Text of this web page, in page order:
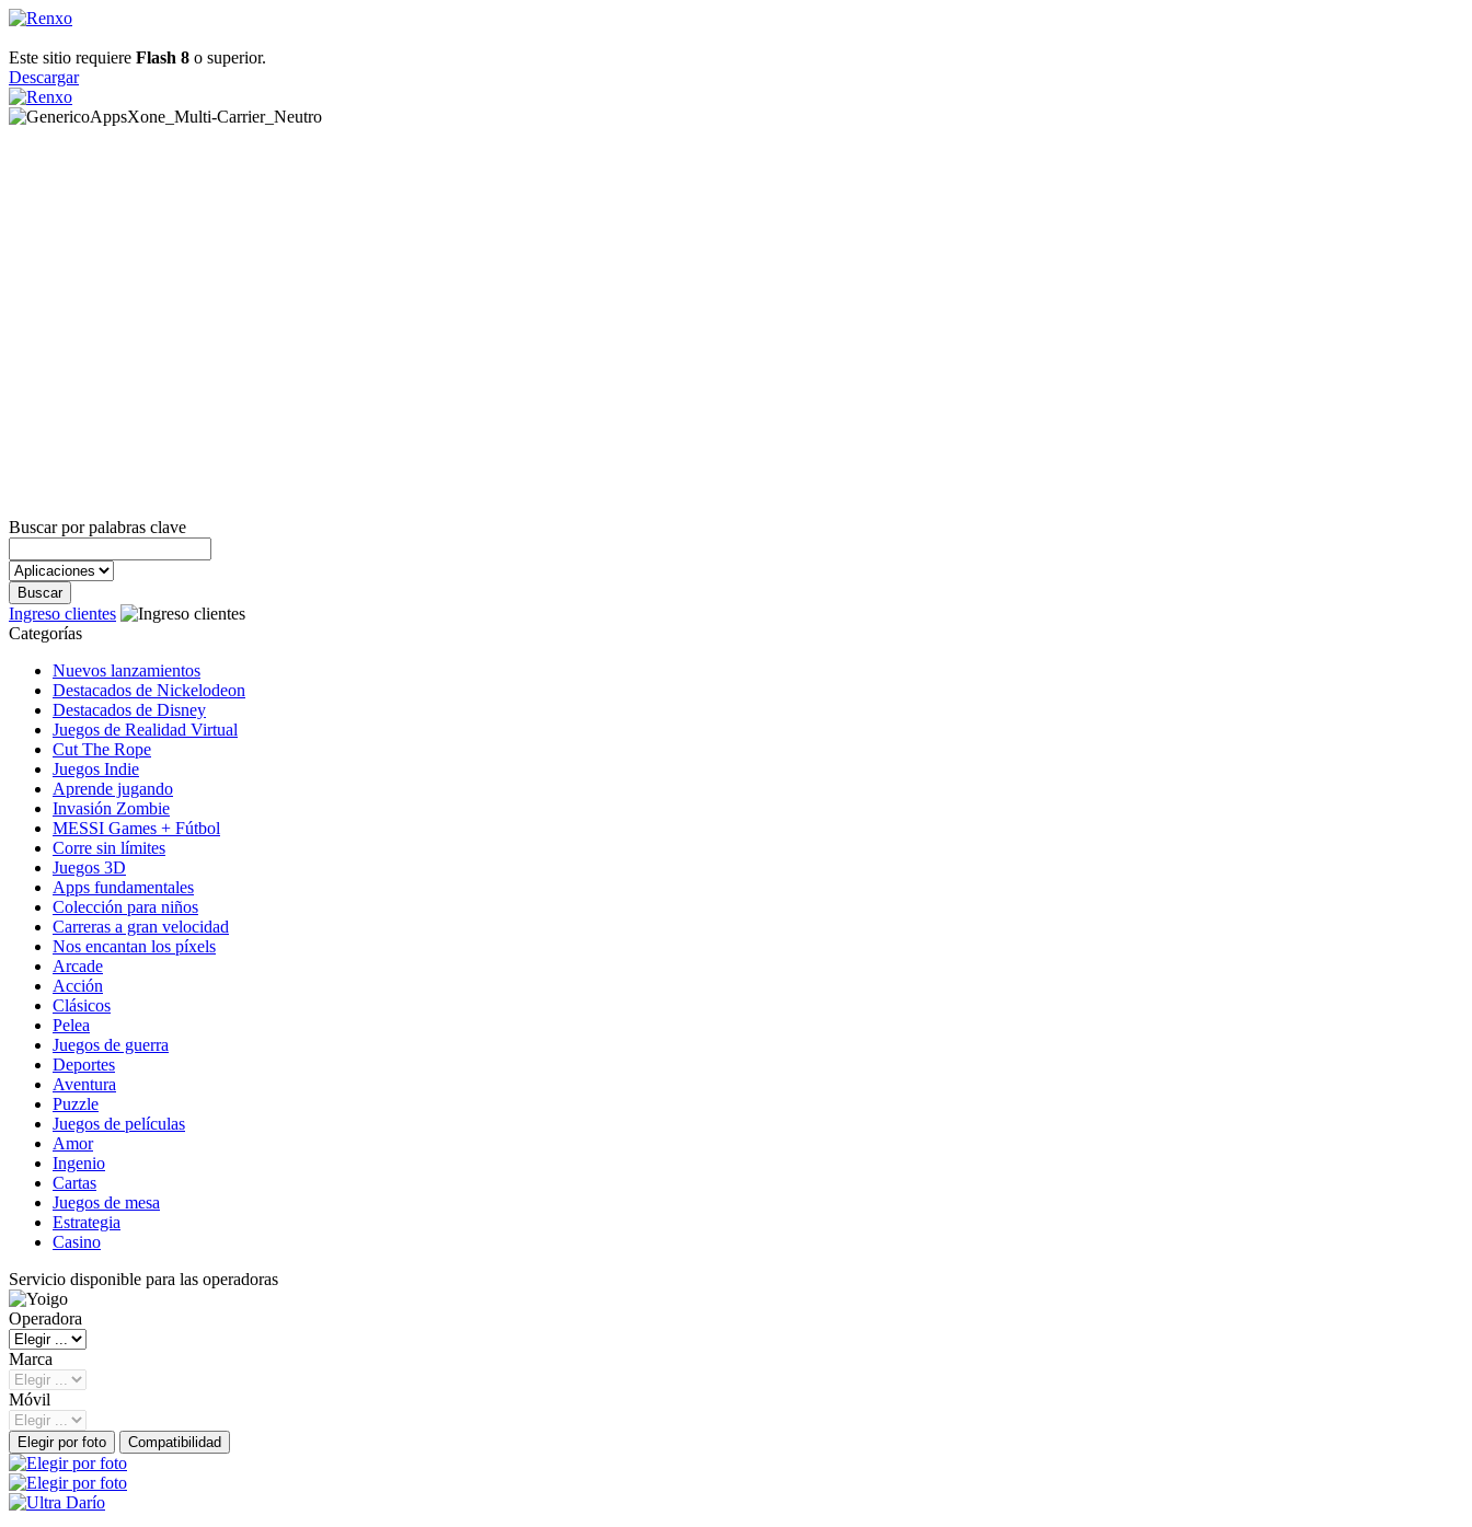
Este sitio requiere Flash 8 o superior.
Descargar
Buscar por palabras clave
Ingreso clientes
Categorías
Nuevos lanzamientos
Destacados de Nickelodeon
Destacados de Disney
Juegos de Realidad Virtual
Cut The Rope
Juegos Indie
Aprende jugando
Invasión Zombie
MESSI Games + Fútbol
Corre sin límites
Juegos 3D
Apps fundamentales
Colección para niños
Carreras a gran velocidad
Nos encantan los píxels
Arcade
Acción
Clásicos
Pelea
Juegos de guerra
Deportes
Aventura
Puzzle
Juegos de películas
Amor
Ingenio
Cartas
Juegos de mesa
Estrategia
Casino
Servicio disponible para las operadoras
Operadora
Marca
Móvil